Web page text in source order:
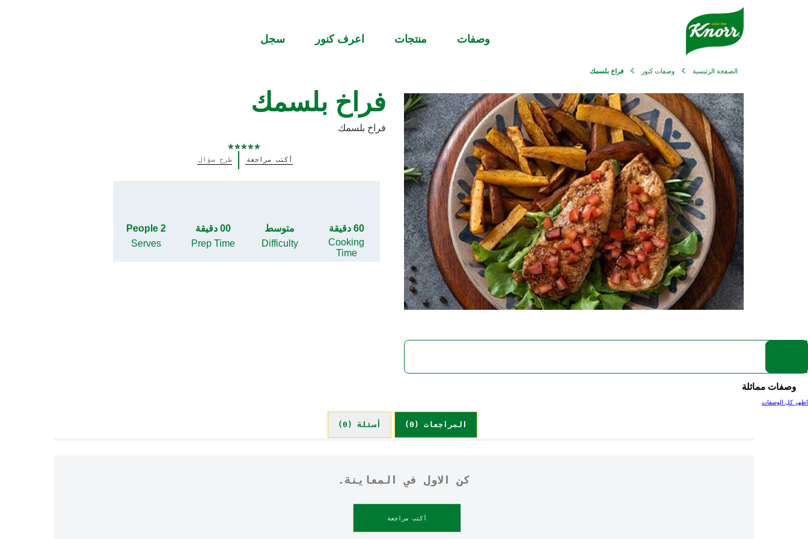
وصفات منتجات اعرف كنور سجل
الصفحة الرئيسية وصفات كنور فراخ بلسمك
فراخ بلسمك
فراخ بلسمك
يتم
أكتب مراجعة طرح سؤال
60 دقيقة
Cooking
Time
متوسط
Difficulty
00 دقيقة
Prep Time
2 People
Serves
وصفات مماثلة
اظهر كل الوصفات
المراجعات (0) أسئلة (0)
كن الاول في المعاينة.
أكتب مراجعة